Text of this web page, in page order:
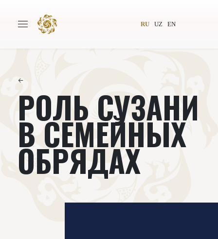
RU UZ EN
Авторы Всемирное общество
Издательство
Проекты Подкасты
Книги Видеолекторий
←
РОЛЬ СУЗАНИ
В СЕМЕЙНЫХ
ОБРЯДАХ